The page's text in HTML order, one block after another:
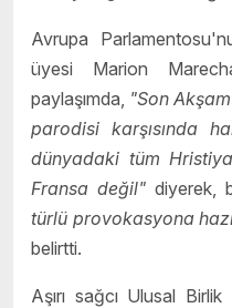
Avrupa
üyesi Marion
paylaşımda, "Son
parodisi karşısında
dünyadaki tüm
Fransa değil" diyerek,
türlü provokasyona
belirtti.
Aşırı sağcı Ulusal